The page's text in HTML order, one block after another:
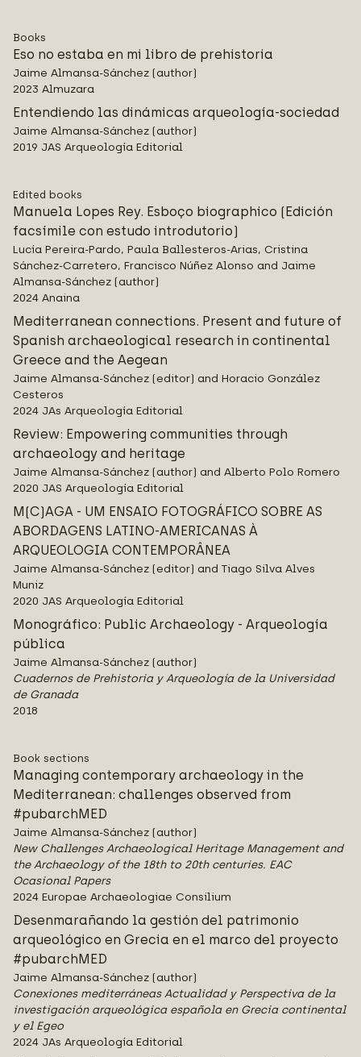
Books
Eso no estaba en mi libro de prehistoria
Jaime Almansa-Sánchez (author)
2023 Almuzara
Entendiendo las dinámicas arqueología-sociedad
Jaime Almansa-Sánchez (author)
2019 JAS Arqueología Editorial
Edited books
Manuela Lopes Rey. Esboço biographico (Edición
facsímile con estudo introdutorio)
Lucía Pereira-Pardo, Paula Ballesteros-Arias, Cristina
Sánchez-Carretero, Francisco Núñez Alonso and Jaime
Almansa-Sánchez (author)
2024 Anaina
Mediterranean connections. Present and future of
Spanish archaeological research in continental
Greece and the Aegean
Jaime Almansa-Sánchez (editor) and Horacio González
Cesteros
2024 JAs Arqueología Editorial
Review: Empowering communities through
archaeology and heritage
Jaime Almansa-Sánchez (author) and Alberto Polo Romero
2020 JAS Arqueología Editorial
M(C)AGA - UM ENSAIO FOTOGRÁFICO SOBRE AS
ABORDAGENS LATINO-AMERICANAS À
ARQUEOLOGIA CONTEMPORÂNEA
Jaime Almansa-Sánchez (editor) and Tiago Silva Alves
Muniz
2020 JAS Arqueología Editorial
Monográfico: Public Archaeology - Arqueología
pública
Jaime Almansa-Sánchez (author)
Cuadernos de Prehistoria y Arqueología de la Universidad
de Granada
2018
Book sections
Managing contemporary archaeology in the
Mediterranean: challenges observed from
#pubarchMED
Jaime Almansa-Sánchez (author)
New Challenges Archaeological Heritage Management and
the Archaeology of the 18th to 20th centuries. EAC
Ocasional Papers
2024 Europae Archaeologiae Consilium
Desenmarañando la gestión del patrimonio
arqueológico en Grecia en el marco del proyecto
#pubarchMED
Jaime Almansa-Sánchez (author)
Conexiones mediterráneas Actualidad y Perspectiva de la
investigación arqueológica española en Grecia continental
y el Egeo
2024 JAs Arqueología Editorial